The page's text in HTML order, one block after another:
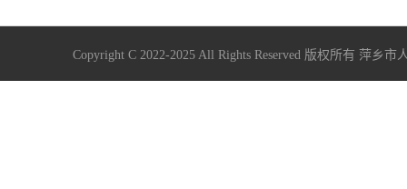
Copyright C 2022-2025 All Rights Reserved 版权所有 萍乡